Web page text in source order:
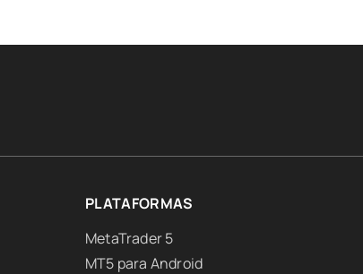
PLATAFORMAS
MetaTrader 5
MT5 para Android